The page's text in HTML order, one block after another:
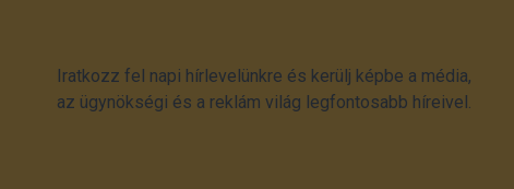
Iratkozz fel napi hírlevelünkre és kerülj képbe a média,
az ügynökségi és a reklám világ legfontosabb híreivel.